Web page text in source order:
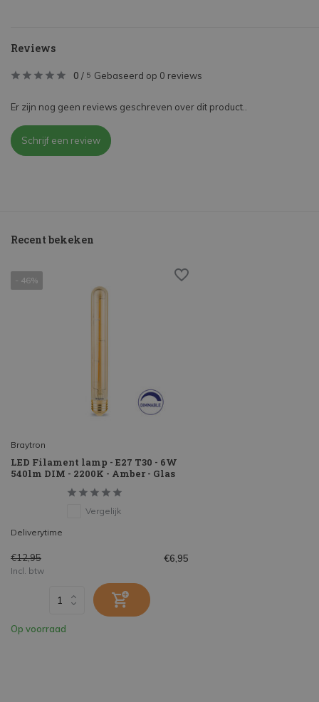
Reviews
0 / 5 Gebaseerd op 0 reviews
Er zijn nog geen reviews geschreven over dit product..
Schrijf een review
Recent bekeken
- 46%
Braytron
LED Filament lamp - E27 T30 - 6W
540lm DIM - 2200K - Amber - Glas
Vergelijk
Deliverytime
€12,95 €6,95
Incl. btw
Op voorraad